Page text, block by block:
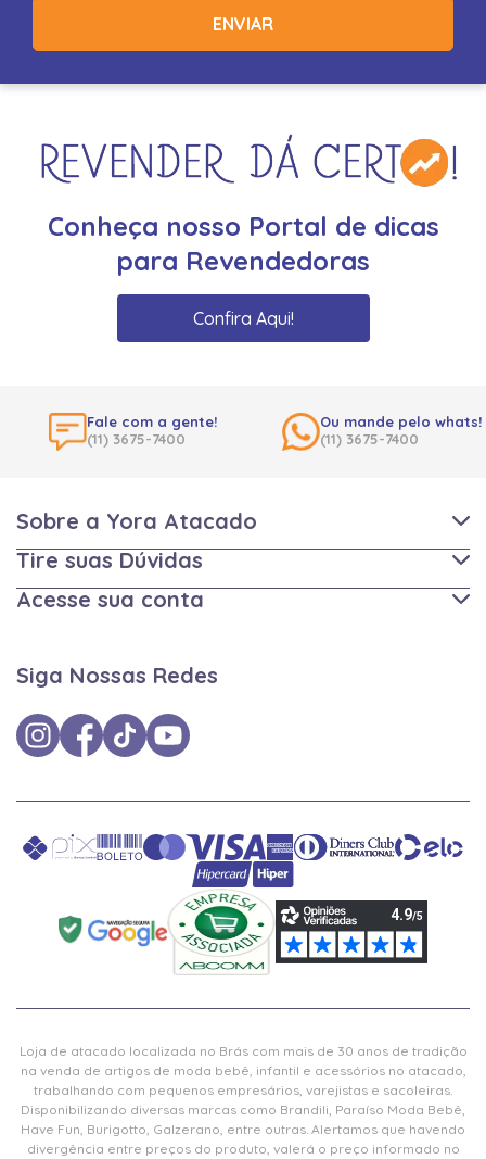
ENVIAR
Conheça nosso Portal de dicas
para Revendedoras
Confira Aqui!
Fale com a gente!
(11) 3675-7400
Ou mande pelo whats!
(11) 3675-7400
Sobre a Yora Atacado
Tire suas Dúvidas
Acesse sua conta
Siga Nossas Redes
Loja de atacado localizada no Brás com mais de 30 anos de tradição
na venda de artigos de moda bebê, infantil e acessórios no atacado,
trabalhando com pequenos empresários, varejistas e sacoleiras.
Disponibilizando diversas marcas como Brandili, Paraíso Moda Bebê,
Have Fun, Burigotto, Galzerano, entre outras. Alertamos que havendo
divergência entre preços do produto, valerá o preço informado no